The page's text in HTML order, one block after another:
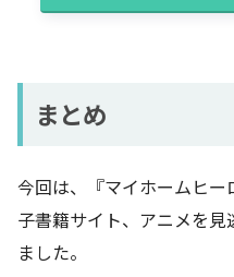
まとめ
今回は、『マイホームヒ
子書籍サイト、アニメを見
ました。